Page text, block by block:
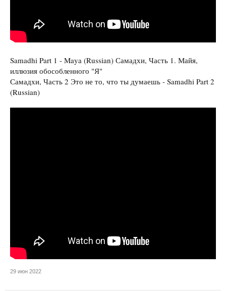
Samadhi Part 1 - Maya (Russian) Самадхи, Часть 1. Майя,
иллюзия обособленного "Я"
Самадхи, Часть 2 Это не то, что ты думаешь - Samadhi Part 2
(Russian)
29 июн 2022